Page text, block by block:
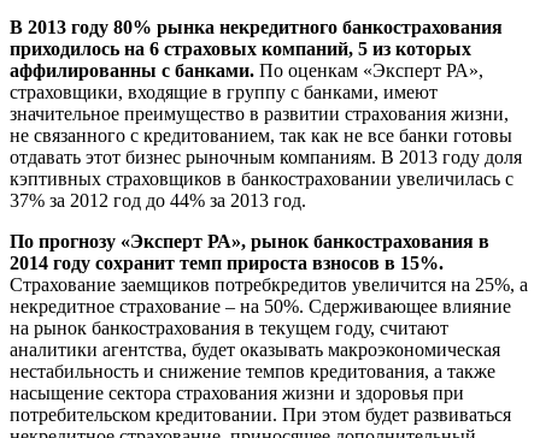
В 2013 году 80% рынка некредитного банкострахования
приходилось на 6 страховых компаний, 5 из которых
аффилированны с банками. По оценкам «Эксперт РА»,
страховщики, входящие в группу с банками, имеют
значительное преимущество в развитии страхования жизни,
не связанного с кредитованием, так как не все банки готовы
отдавать этот бизнес рыночным компаниям. В 2013 году доля
кэптивных страховщиков в банкостраховании увеличилась с
37% за 2012 год до 44% за 2013 год.
По прогнозу «Эксперт РА», рынок банкострахования в
2014 году сохранит темп прироста взносов в 15%.
Страхование заемщиков потребкредитов увеличится на 25%, а
некредитное страхование – на 50%. Сдерживающее влияние
на рынок банкострахования в текущем году, считают
аналитики агентства, будет оказывать макроэкономическая
нестабильность и снижение темпов кредитования, а также
насыщение сектора страхования жизни и здоровья при
потребительском кредитовании. При этом будет развиваться